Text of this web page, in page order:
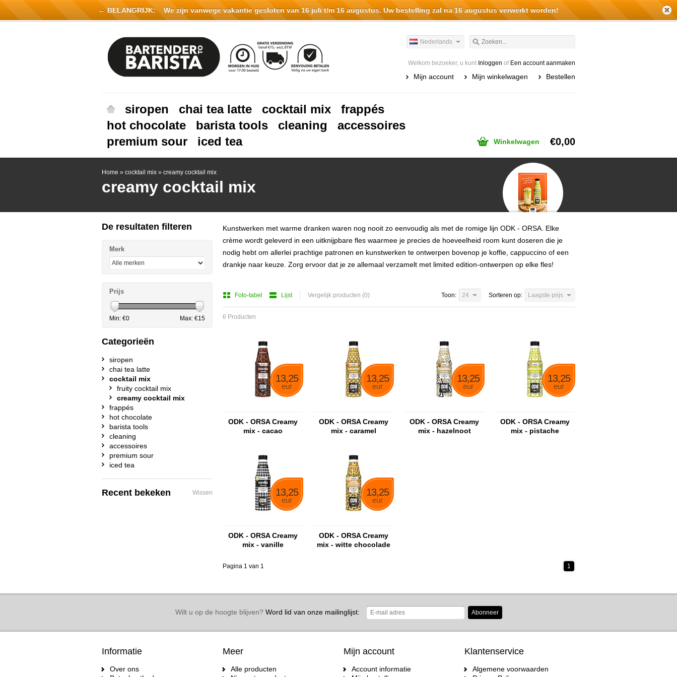
Nederlands
Welkom bezoeker, u kunt Inloggen of Een account aanmaken
Mijn account Mijn winkelwagen Bestellen
siropen chai tea latte cocktail mix
frappés
hot chocolate
barista tools cleaning
accessoires
premium sour
iced tea Winkelwagen €0,00
Home » cocktail mix » creamy cocktail mix
creamy cocktail mix
Kunstwerken met warme dranken waren nog nooit zo eenvoudig als met de romige lijn ODK - ORSA. Elke
crème wordt geleverd in een uitknijpbare fles waarmee je precies de hoeveelheid room kunt doseren die je
nodig hebt om allerlei prachtige patronen en kunstwerken te ontwerpen bovenop je koffie, cappuccino of een
drankje naar keuze. Zorg ervoor dat je ze allemaal verzamelt met limited edition-ontwerpen op elke fles!
Foto-tabel Lijst Vergelijk producten (0) Sorteren op: Laagste prijs
Toon: 24
6 Producten
13,25
eur
ODK - ORSA Creamy
mix - cacao
13,25
eur
ODK - ORSA Creamy
mix - caramel
13,25
eur
ODK - ORSA Creamy
mix - hazelnoot
13,25
eur
ODK - ORSA Creamy
mix - pistache
13,25
eur
ODK - ORSA Creamy
mix - vanille
13,25
eur
ODK - ORSA Creamy
mix - witte chocolade
Pagina 1 van 1 1
De resultaten filteren
Merk
Prijs
Min: €0 Max: €15
Categorieën
siropen
chai tea latte
cocktail mix
fruity cocktail mix
creamy cocktail mix
frappés
hot chocolate
barista tools
cleaning
accessoires
premium sour
iced tea
Recent bekeken Wissen
Wilt u op de hoogte blijven?Word lid van onze mailinglijst: Abonneer
Informatie
Over ons
Meer
Alle producten
Mijn account
Account informatie
Klantenservice
Algemene voorwaarden
← BELANGRIJK:We zijn vanwege vakantie gesloten van 16 juli t/m 16 augustus. Uw bestelling zal na 16 augustus verwerkt worden!